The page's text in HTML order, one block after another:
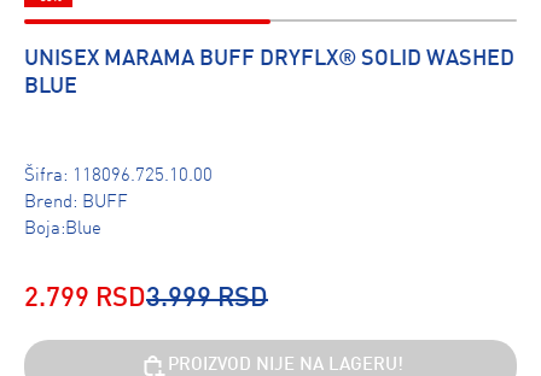
UNISEX MARAMA BUFF DRYFLX® SOLID WASHED
BLUE
Šifra: 118096.725.10.00
Brend: BUFF
Boja:Blue
2.799 RSD3.999 RSD
PROIZVOD NIJE NA LAGERU!